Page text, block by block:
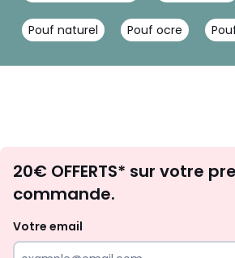
Pouf naturel Pouf ocre
20€ OFFERTS* sur votre
commande.
Votre email